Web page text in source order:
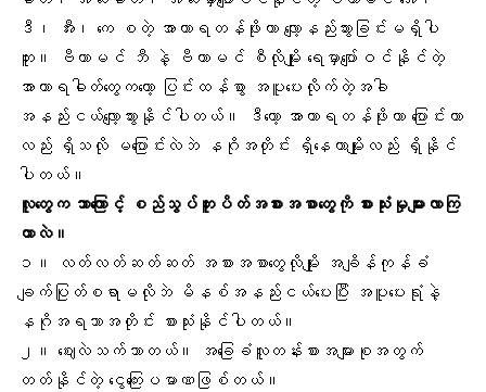
ဒီ၊ အီး၊ ကေ စတဲ့ အာဟာရတန်ဖိုးဟာ လျော့နည်းသွားခြင်းမရှိပါ
ဘူး။ ဗီတာမင် ဘီ နဲ့ ဗီတာမင် စီလိုမျိုး ရေမှာပျော်ဝင်နိုင်တဲ့
အာဟာရဓါတ်တွေကတော့ ပြင်းထန်စွာ အပူပေးလိုက်တဲ့အခါ
အနည်းငယ်လျော့သွားနိုင်ပါတယ်။ ဒီတော့ အာဟာရတန်ဖိုးဟာ ပြောင်းတာ
လည်း ရှိသလို မပြောင်းလဲဘဲ နဂိုအတိုင်း ရှိနေတာမျိုးလည်း ရှိနိုင်
ပါတယ်။
လူတွေက ဘာကြောင့် စည်သွပ်ဘူးပိတ်အစားအစာတွေကို စားသုံးမှုများလာကြ
တာလဲ။
၁။ လတ်လတ်ဆတ်ဆတ် အစားအစာတွေလိုမျိုး အချိန်ကုန်ခံ
ချက်ပြုတ်စရာမလိုဘဲ မိနစ်အနည်းငယ်ပေးပြီး အပူပေးရုံနဲ့
နဂိုအရသာအတိုင်း စားသုံးနိုင်ပါတယ်။
၂။ ဈေးလဲသက်သာတယ်။ အခြေခံလူတန်းစားအများစုအတွက်
တတ်နိုင်တဲ့ ငွေကြေးပမာဏဖြစ်တယ်။